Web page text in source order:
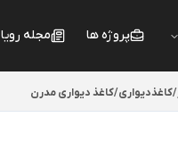
پروژه ها مجله
/کاغذدیواری/کاغذ دیواری مدرن